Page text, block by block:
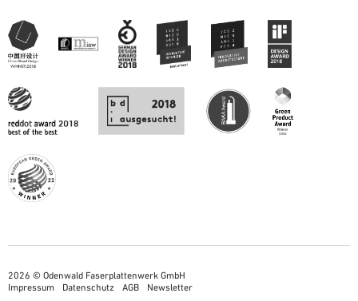
2026 © Odenwald Faserplattenwerk GmbH
Impressum
Datenschutz AGB Newsletter